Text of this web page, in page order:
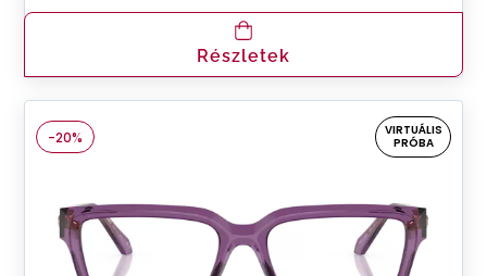
Részletek
-20%
VIRTUÁLIS
PRÓBA